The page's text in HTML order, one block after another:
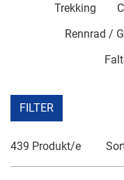
Trekking
Rennrad /
FILTER
439 Produkt/e